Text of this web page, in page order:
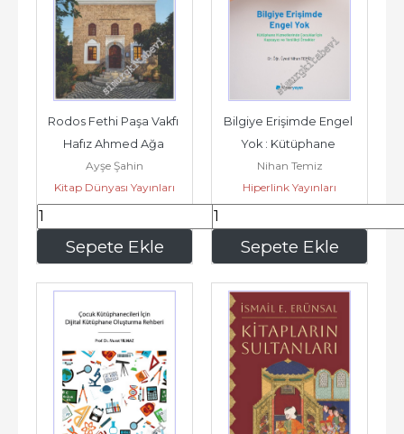
Sepete Ekle
Rodos Fethi Paşa Vakfı
Hafız Ahmed Ağa
Kütüphanesi'nde
Bulunan Kıraat...
Ayşe Şahin
Kitap Dünyası Yayınları
225,00 Sepete Ekle
Bilgiye Erişimde Engel
Yok : Kütüphane
Hizmetlerinde Çocuklar
İçin...
Nihan Temiz
Hiperlink Yayınları
225,00